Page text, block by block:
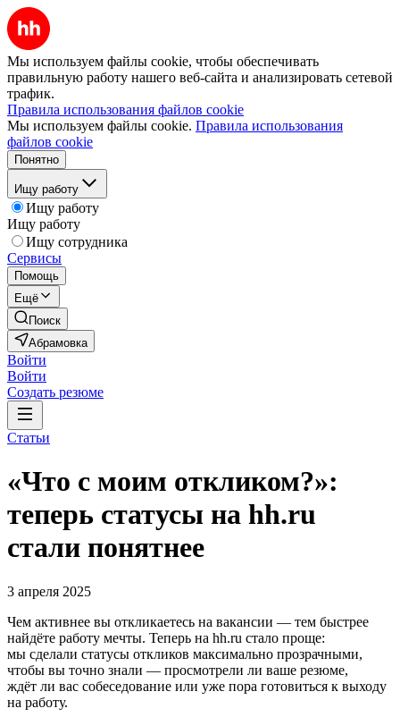
Мы используем файлы cookie, чтобы обеспечивать
правильную работу нашего веб-сайта и анализировать сетевой
трафик.
Правила использования файлов cookie
Мы используем файлы cookie. Правила использования
файлов cookie
Понятно
Ищу работу
Ищу работу
Ищу работу
Ищу сотрудника
Сервисы
Помощь
Ещё
Поиск
Абрамовка
Войти
Войти
Создать резюме
Статьи
«Что с моим откликом?»:
теперь статусы на hh.ru
стали понятнее
3 апреля 2025
Чем активнее вы откликаетесь на вакансии — тем быстрее
найдёте работу мечты. Теперь на hh.ru стало проще:
мы сделали статусы откликов максимально прозрачными,
чтобы вы точно знали — просмотрели ли ваше резюме,
ждёт ли вас собеседование или уже пора готовиться к выходу
на работу.